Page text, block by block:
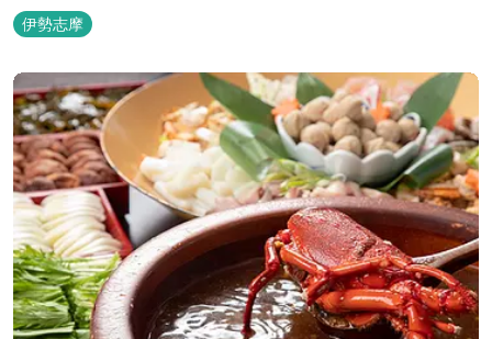
浴衣姿でのんびり太公望！ 部屋から釣りができる「座敷釣り」は当
館ならではの名物。（貸しざお／エサ付要予約） 海水温泉露天風呂
は貸切もできます。また、季節により食べ放題プランもあるのでお
問い合わせください。
伊勢志摩